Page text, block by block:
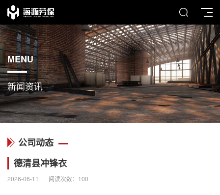
MENU
新闻资讯
公司动态
德清县冲锋衣
2026-06-11 阅读次数： 100